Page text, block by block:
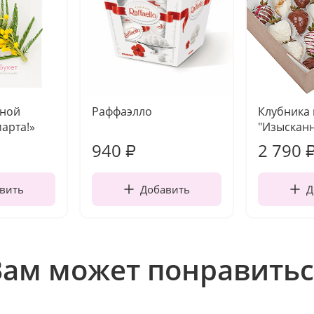
Раффаэлло
940 ₽
Добавить
2 790
может